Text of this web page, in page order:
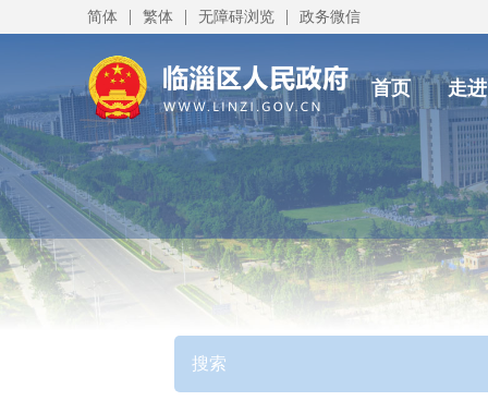
简体 | 繁体 | 无障碍浏览 | 政务微信
首页 走